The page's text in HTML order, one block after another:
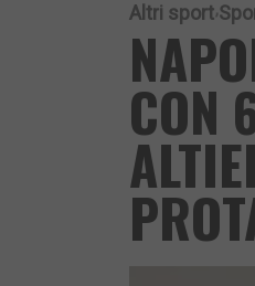
Altri sport
CON